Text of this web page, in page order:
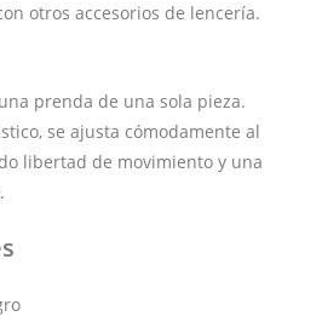
otros accesorios de lencería.
prenda de una sola pieza.
se ajusta cómodamente al
libertad de movimiento y una